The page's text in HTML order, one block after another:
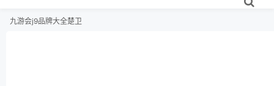
九游会j9品牌大全楚卫